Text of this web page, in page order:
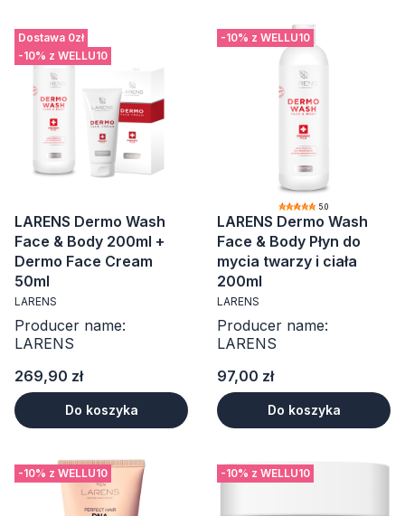
Dostawa 0zł
-10% z WELLU10
LARENS Dermo Wash
Face & Body 200ml +
Dermo Face Cream
50ml
LARENS
Producer name:
LARENS
Cena
269,90 zł
Do koszyka
-10% z WELLU10
5.0
LARENS Dermo Wash
Face & Body Płyn do
mycia twarzy i ciała
200ml
LARENS
Producer name:
LARENS
Cena
97,00 zł
Do koszyka
-10% z WELLU10 -10% z WELLU10